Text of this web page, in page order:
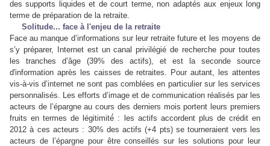
des supports liquides et de court terme, non adaptés aux enjeux long
terme de préparation de la retraite.
Solitude... face à l'enjeu de la retraite
Face au manque d’informations sur leur retraite future et les moyens de
s’y préparer, Internet est un canal privilégié de recherche pour toutes
les tranches d’âge (39% des actifs), et est la seconde source
d'information après les caisses de retraites. Pour autant, les attentes
vis-à-vis d’internet ne sont pas comblées en particulier sur les services
personnalisés. Les efforts d’image et de communication réalisés par les
acteurs de l’épargne au cours des derniers mois portent leurs premiers
fruits en termes de légitimité́ : les actifs accordent plus de crédit en
2012 à ces acteurs : 30% des actifs (+4 pts) se tourneraient vers les
acteurs de l’épargne pour être conseillés sur les solutions pour leur